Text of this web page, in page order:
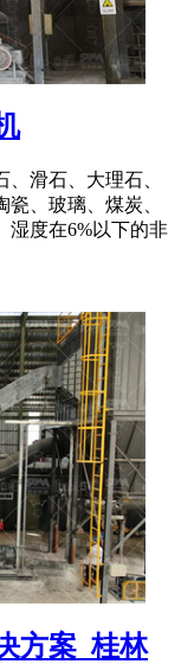
滑石、大理石、
、玻璃、煤炭、
湿度在6%以下的非
方案_桂林